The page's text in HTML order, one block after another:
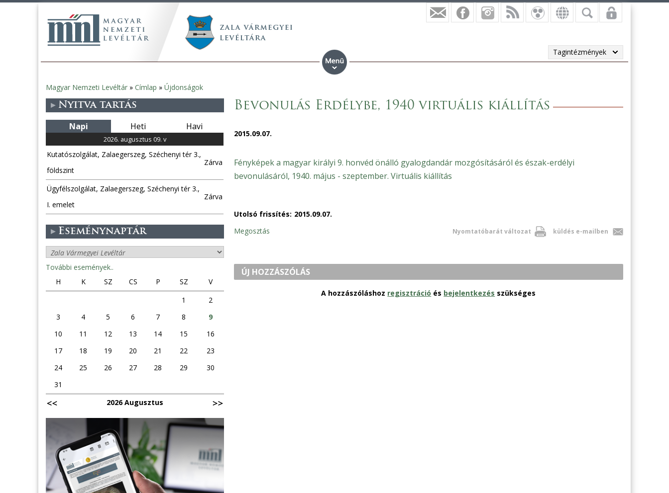
Tagintézmények
Jelenlegi
hely
Magyar Nemzeti Levéltár » Címlap » Újdonságok
Bevonulás Erdélybe, 1940 virtuális kiállítás
2015.09.07.
Fényképek a magyar királyi 9. honvéd önálló gyalogdandár mozgósításáról és észak-erdélyi
bevonulásáról, 1940. május - szeptember. Virtuális kiállítás
Utolsó frissítés: 2015.09.07.
Nyomtatóbarát változat küldés e-mailben
Megosztás
ÚJ HOZZÁSZÓLÁS
A hozzászóláshoz regisztráció és bejelentkezés szükséges
Nyitva tartás
Napi Heti Havi
2026. augusztus 09. v
Kutatószolgálat, Zalaegerszeg, Széchenyi tér 3.,
földszint
Zárva
Ügyfélszolgálat, Zalaegerszeg, Széchenyi tér 3.,
I. emelet
Zárva
Eseménynaptár
További események..
H
K SZ CS P SZ
V
1
2
3
4 5 6 7 8
9
10
11 12 13 14 15
16
17
18 19 20 21 22
23
24
25 26 27 28 29
30
31
2026 Augusztus